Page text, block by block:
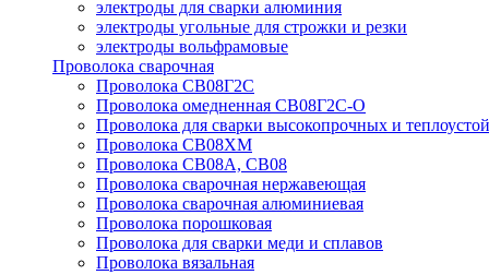
электроды для сварки алюминия
электроды угольные для строжки и резки
электроды вольфрамовые
Проволока сварочная
Проволока СВ08Г2С
Проволока омедненная СВ08Г2С-О
Проволока для сварки высокопрочных и
Проволока СВ08ХМ
Проволока СВ08А, СВ08
Проволока сварочная нержавеющая
Проволока сварочная алюминиевая
Проволока порошковая
Проволока для сварки меди и сплавов
Проволока вязальная